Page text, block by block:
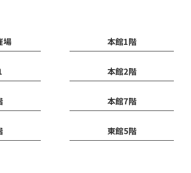
場 本館1階
本館2階
本館7階
東館5階